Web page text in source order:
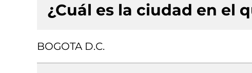
¿Cuál es la ciudad en el
BOGOTA D.C.